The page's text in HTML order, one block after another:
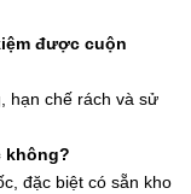
được cuộn
hạn chế rách và sử
không?
đặc biệt có sẵn kho